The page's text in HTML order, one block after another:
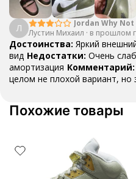
Л
Jordan Why Not
"Bright
Лустин Михаил · в прошлом
Достоинства: Яркий
вид Недостатки: Очень
амортизация Комментарий:
целом не плохой вариант, но
баскетбольных кроссовок
Похожие товары